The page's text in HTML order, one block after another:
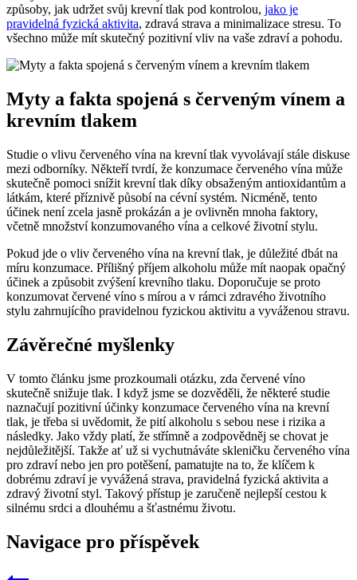
způsoby, jak udržet svůj krevní tlak pod kontrolou, jako je
pravidelná fyzická aktivita, zdravá strava a minimalizace stresu. To
všechno může mít skutečný pozitivní vliv na vaše zdraví a pohodu.
Myty a fakta spojená s červeným vínem a
krevním tlakem
Studie o vlivu červeného vína na krevní tlak vyvolávají stále diskuse
mezi odborníky. Někteří tvrdí, že konzumace červeného vína může
skutečně pomoci snížit krevní tlak díky obsaženým antioxidantům a
látkám, které příznivě působí na cévní systém. Nicméně, tento
účinek není zcela jasně prokázán a je ovlivněn mnoha faktory,
včetně množství konzumovaného vína a celkové životní stylu.
Pokud jde o vliv červeného vína na krevní tlak, je důležité dbát na
míru konzumace. Přílišný příjem alkoholu může mít naopak opačný
účinek a způsobit zvýšení krevního tlaku. Doporučuje se proto
konzumovat červené víno s mírou a v rámci zdravého životního
stylu zahrnujícího pravidelnou fyzickou aktivitu a vyváženou stravu.
Závěrečné myšlenky
V tomto článku jsme prozkoumali otázku, zda červené víno
skutečně snižuje tlak. I když jsme se dozvěděli, že některé studie
naznačují pozitivní účinky konzumace červeného vína na krevní
tlak, je třeba si uvědomit, že pití alkoholu s sebou nese i rizika a
následky. Jako vždy platí, že střímně a zodpovědněj se chovat je
nejdůležitější. Takže ať už si vychutnáváte skleničku červeného vína
pro zdraví nebo jen pro potěšení, pamatujte na to, že klíčem k
dobrému zdraví je vyvážená strava, pravidelná fyzická aktivita a
zdravý životní styl. Takový přístup je zaručeně nejlepší cestou k
silnému srdci a dlouhému a šťastnému životu.
Navigace pro příspěvek